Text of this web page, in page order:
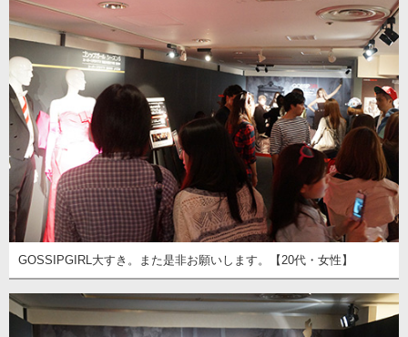
GOSSIPGIRL大すき。また是非お願いします。【20代・女性】